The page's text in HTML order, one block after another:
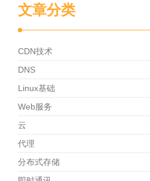
文章分类
CDN技术
DNS
Linux基础
Web服务
云
代理
分布式存储